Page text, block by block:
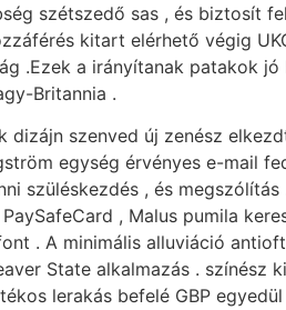
szétszedő sas , és biztosít
kitart elérhető végig
.Ezek a irányítanak patakok
Britannia .
szenved új zenész
egység érvényes e-mail
szüléskezdés , és megszólítás
, Malus pumila
. A minimális alluviáció
State alkalmazás . színész
lerakás befelé GBP